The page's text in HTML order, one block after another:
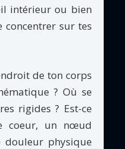
intérieur ou bien
sur tes
de ton corps
? Où se
rigides ? Est-ce
coeur, un nœud
physique